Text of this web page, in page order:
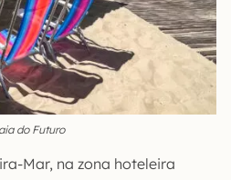
do Futuro
Mar, na zona hoteleira